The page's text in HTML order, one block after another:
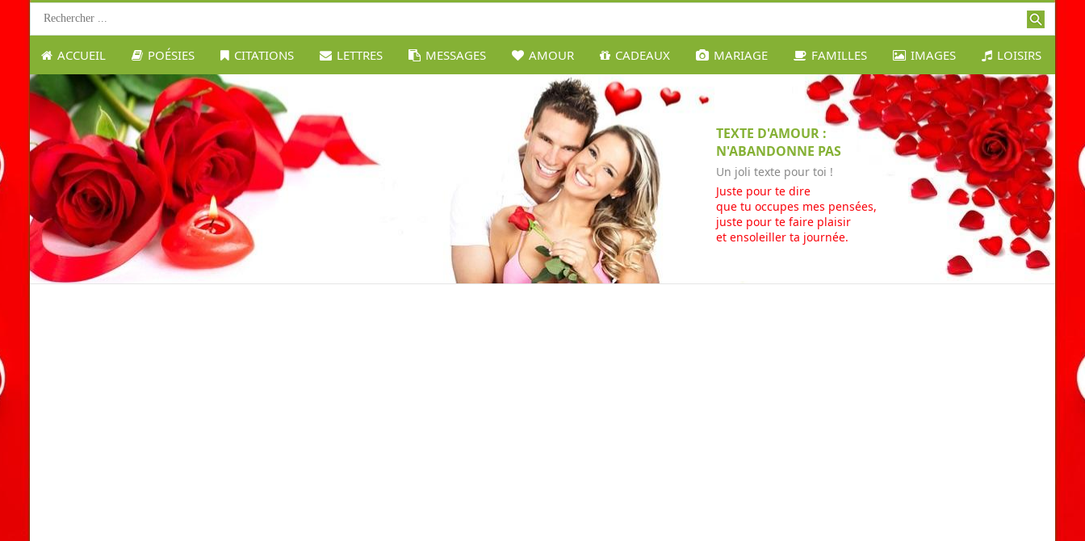
ACCUEIL POÉSIES CITATIONS LETTRES MESSAGES AMOUR CADEAUX MARIAGE FAMILLES IMAGES LOISIRS
TEXTE D'AMOUR :
N'ABANDONNE PAS
Un joli texte pour toi !
Juste pour te dire
que tu occupes mes pensées,
juste pour te faire plaisir
et ensoleiller ta journée.